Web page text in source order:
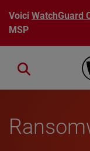
Aller au contenu
VoiciWatchGuard
MSP
Close search